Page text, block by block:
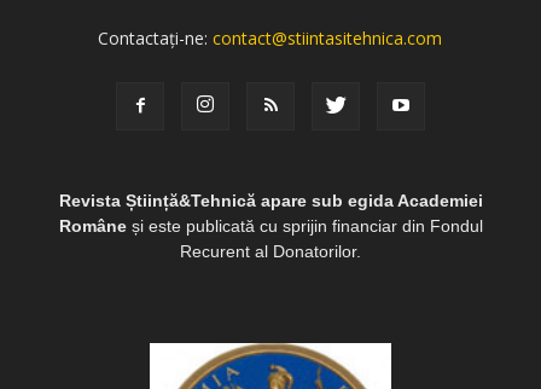
Contactați-ne:contact@stiintasitehnica.com
Revista Știință&Tehnică apare sub egida Academiei
Româneși este publicată cu sprijin financiar din Fondul
Recurent al Donatorilor.